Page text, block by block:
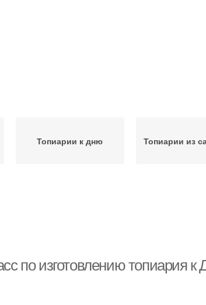
Топиарии к дню Топиарии из
по изготовлению топиария к